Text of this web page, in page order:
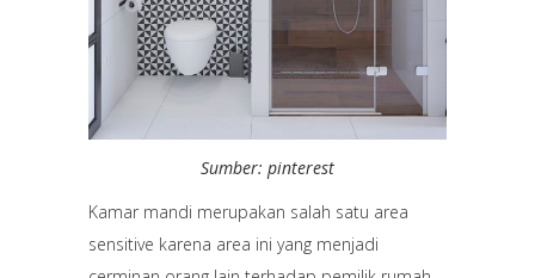
Sumber: pinterest
Kamar mandi merupakan salah satu area
sensitive karena area ini yang menjadi